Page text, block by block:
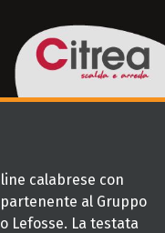
calabrese con
al Gruppo
Lefosse. La testata